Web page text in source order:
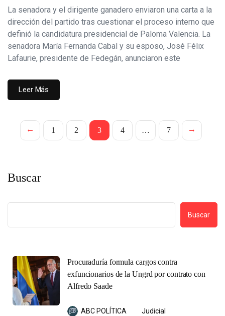
La senadora y el dirigente ganadero enviaron una carta a la
dirección del partido tras cuestionar el proceso interno que
definió la candidatura presidencial de Paloma Valencia. La
senadora María Fernanda Cabal y su esposo, José Félix
Lafaurie, presidente de Fedegán, anunciaron este
Leer Más
1 2 3 4 … 7
Buscar
Buscar
Procuraduría formula cargos contra
exfuncionarios de la Ungrd por contrato con
Alfredo Saade
ABC POLÍTICA Judicial